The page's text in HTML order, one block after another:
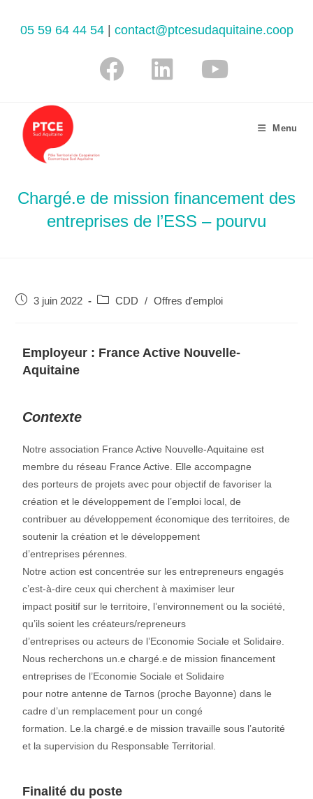
05 59 64 44 54| contact@ptcesudaquitaine.coop
Menu
Chargé.e de mission financement des
entreprises de l’ESS – pourvu
3 juin 2022 CDD / Offres d'emploi
Employeur : France Active Nouvelle-
Aquitaine
Contexte
Notre association France Active Nouvelle-Aquitaine est
membre du réseau France Active. Elle accompagne
des porteurs de projets avec pour objectif de favoriser la
création et le développement de l’emploi local, de
contribuer au développement économique des territoires, de
soutenir la création et le développement
d’entreprises pérennes.
Notre action est concentrée sur les entrepreneurs engagés
c’est-à-dire ceux qui cherchent à maximiser leur
impact positif sur le territoire, l’environnement ou la société,
qu’ils soient les créateurs/repreneurs
d’entreprises ou acteurs de l’Economie Sociale et Solidaire.
Nous recherchons un.e chargé.e de mission financement
entreprises de l’Economie Sociale et Solidaire
pour notre antenne de Tarnos (proche Bayonne) dans le
cadre d’un remplacement pour un congé
formation. Le.la chargé.e de mission travaille sous l’autorité
et la supervision du Responsable Territorial.
Finalité du poste